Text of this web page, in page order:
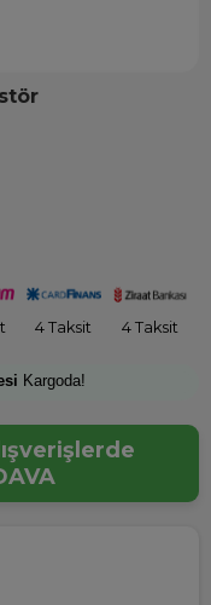
4 Taksit 4 Taksit
Kargoda!